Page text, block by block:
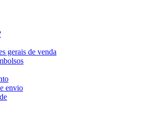
gerais de venda
envio